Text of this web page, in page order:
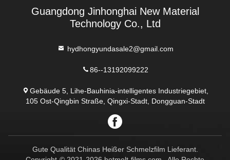
Guangdong Jinhonghai New Material
Technology Co., Ltd
hydhongyundasale2@gmail.com
86--13192099222
Gebäude 5, Lihe-Bauhinia-intelligentes Industriegebiet,
105 Ost-Qingbin Straße, Qingxi-Stadt, Dongguan-Stadt
Gute Qualität Chinas Heißer Schmelzfilm Lieferant.